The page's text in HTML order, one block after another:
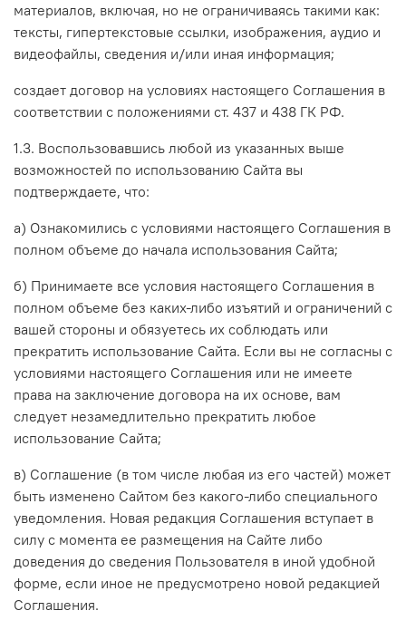
материалов, включая, но не ограничиваясь такими как:
тексты, гипертекстовые ссылки, изображения, аудио и
видеофайлы, сведения и/или иная информация;
создает договор на условиях настоящего Соглашения в
соответствии с положениями ст. 437 и 438 ГК РФ.
1.3. Воспользовавшись любой из указанных выше
возможностей по использованию Сайта вы
подтверждаете, что:
а) Ознакомились с условиями настоящего Соглашения в
полном объеме до начала использования Сайта;
б) Принимаете все условия настоящего Соглашения в
полном объеме без каких-либо изъятий и ограничений с
вашей стороны и обязуетесь их соблюдать или
прекратить использование Сайта. Если вы не согласны с
условиями настоящего Соглашения или не имеете
права на заключение договора на их основе, вам
следует незамедлительно прекратить любое
использование Сайта;
в) Соглашение (в том числе любая из его частей) может
быть изменено Сайтом без какого-либо специального
уведомления. Новая редакция Соглашения вступает в
силу с момента ее размещения на Сайте либо
доведения до сведения Пользователя в иной удобной
форме, если иное не предусмотрено новой редакцией
Соглашения.